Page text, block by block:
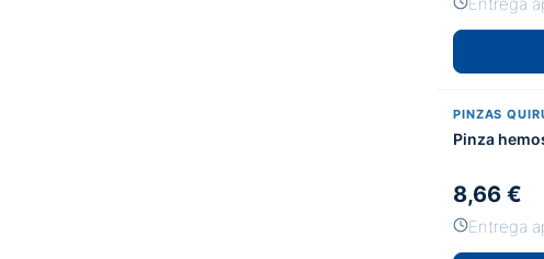
PINZAS
Pinza
8,66 €
Entrega